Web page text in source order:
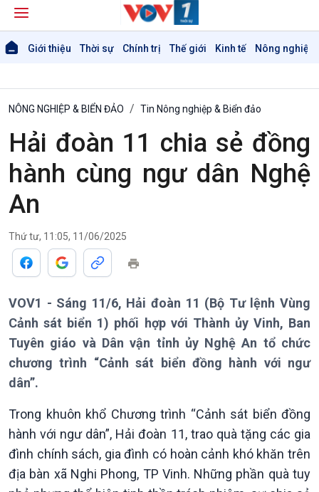
Giới thiệu Thời sự Chính trị Thế giới Kinh tế Nông nghiệp
Thời sự
Thời sự 6h
Thời sự 12h
Thời sự 18h
Thời sự 21h30
Theo dòng Thời sự
NÔNG NGHIỆP & BIỂN ĐẢO Tin Nông nghiệp & Biển đảo
Hải đoàn 11 chia sẻ đồng
hành cùng ngư dân Nghệ
An
Thứ tư, 11:05, 11/06/2025
VOV1 - Sáng 11/6, Hải đoàn 11 (Bộ Tư lệnh Vùng
Cảnh sát biển 1) phối hợp với Thành ủy Vinh, Ban
Tuyên giáo và Dân vận tỉnh ủy Nghệ An tổ chức
chương trình “Cảnh sát biển đồng hành với ngư
dân”.
Trong khuôn khổ Chương trình “Cảnh sát biển đồng
hành với ngư dân”, Hải đoàn 11, trao quà tặng các gia
đình chính sách, gia đình có hoàn cảnh khó khăn trên
địa bàn xã Nghi Phong, TP Vinh. Những phần quà tuy